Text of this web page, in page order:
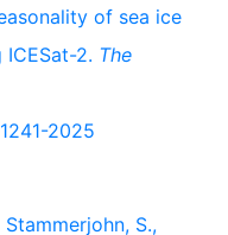
of sea ice
2. The
2025
S.,